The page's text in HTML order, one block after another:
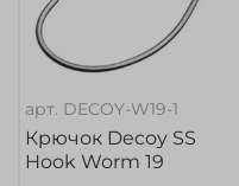
арт. DECOY-W19-1
Крючок Decoy SS
Hook Worm 19